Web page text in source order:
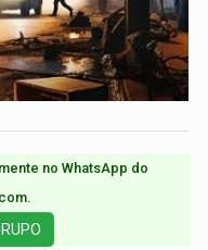
no WhatsApp do